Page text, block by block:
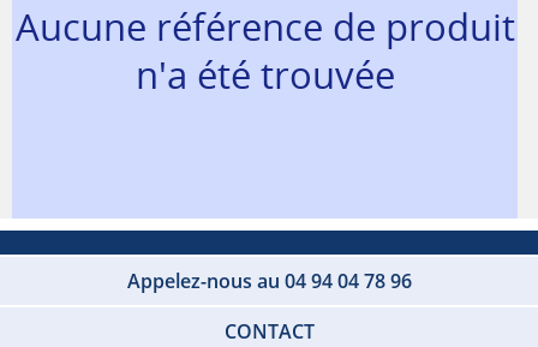
Aucune référence de produit
n'a été trouvée
Appelez-nous au 04 94 04 78 96
CONTACT